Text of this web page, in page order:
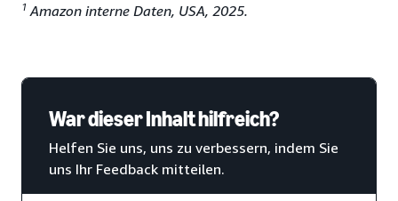
1 Amazon interne Daten, USA, 2025.
War dieser Inhalt hilfreich?
Helfen Sie uns, uns zu verbessern, indem Sie
uns Ihr Feedback mitteilen.